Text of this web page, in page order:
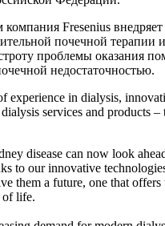
Fresenius
почечной терапии
проблемы оказания
недостаточностью.
experience in dialysis,
services and products –
disease can now look
to our innovative
them a future, one that offers
of life.